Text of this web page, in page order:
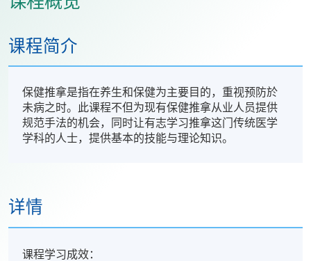
课程简介
保健推拿是指在养生和保健为主要目的，重视预防於
未病之时。此课程不但为现有保健推拿从业人员提供
规范手法的机会，同时让有志学习推拿这门传统医学
学科的人士，提供基本的技能与理论知识。
详情
课程学习成效：